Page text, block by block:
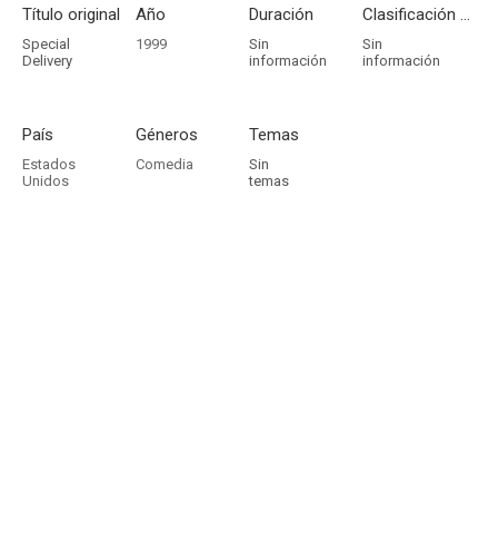
Título original
Special
Delivery
Año
1999
Duración
Sin
información
Clasificación por edades
Sin
información
País
Estados
Unidos
Géneros
Comedia
Temas
Sin
temas